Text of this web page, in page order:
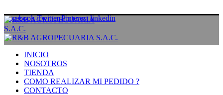
Facebook Twitter Pinterest linkedin
INICIO
NOSOTROS
TIENDA
COMO REALIZAR MI PEDIDO ?
CONTACTO